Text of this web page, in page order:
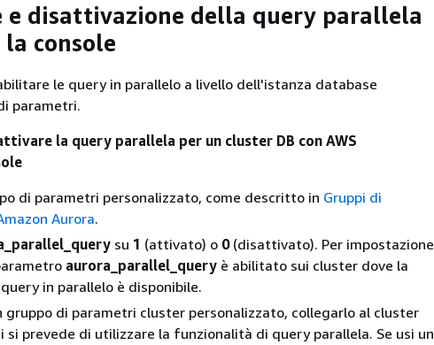
e disattivazione della query parallela
console
le query in parallelo a livello dell'istanza database
parametri.
la query parallela per un cluster DB con AWS
di parametri personalizzato, come descritto in Gruppi di
Aurora.
su 1 (attivato) o 0(disattivato). Per impostazione
aurora_parallel_query è abilitato sui cluster dove la
in parallelo è disponibile.
gruppo di parametri cluster personalizzato, collegarlo al cluster
si prevede di utilizzare la funzionalità di query parallela. Se usi un